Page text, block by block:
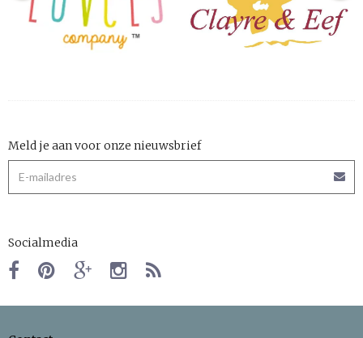
Meld je aan voor onze nieuwsbrief
Socialmedia